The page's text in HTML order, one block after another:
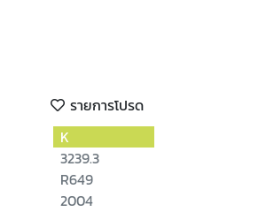
รายการโปรด
K
3239.3
R649
2004